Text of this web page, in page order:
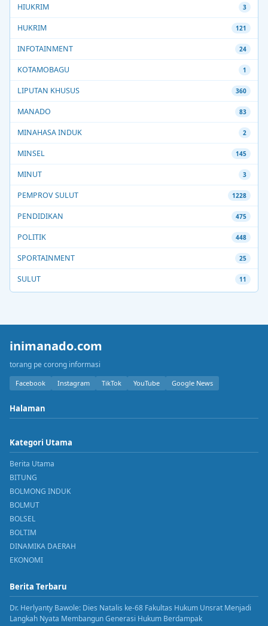
HIUKRIM 3
HUKRIM 121
INFOTAINMENT 24
KOTAMOBAGU 1
LIPUTAN KHUSUS 360
MANADO 83
MINAHASA INDUK 2
MINSEL 145
MINUT 3
PEMPROV SULUT 1228
PENDIDIKAN 475
POLITIK 448
SPORTAINMENT 25
SULUT 11
inimanado.com
torang pe corong informasi
Facebook Instagram TikTok YouTube Google News
Halaman
Kategori Utama
Berita Utama
BITUNG
BOLMONG INDUK
BOLMUT
BOLSEL
BOLTIM
DINAMIKA DAERAH
EKONOMI
Berita Terbaru
Dr. Herlyanty Bawole: Dies Natalis ke-68 Fakultas Hukum Unsrat Menjadi
Langkah Nyata Membangun Generasi Hukum Berdampak